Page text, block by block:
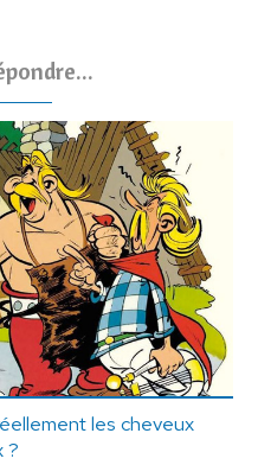
les cheveux
?